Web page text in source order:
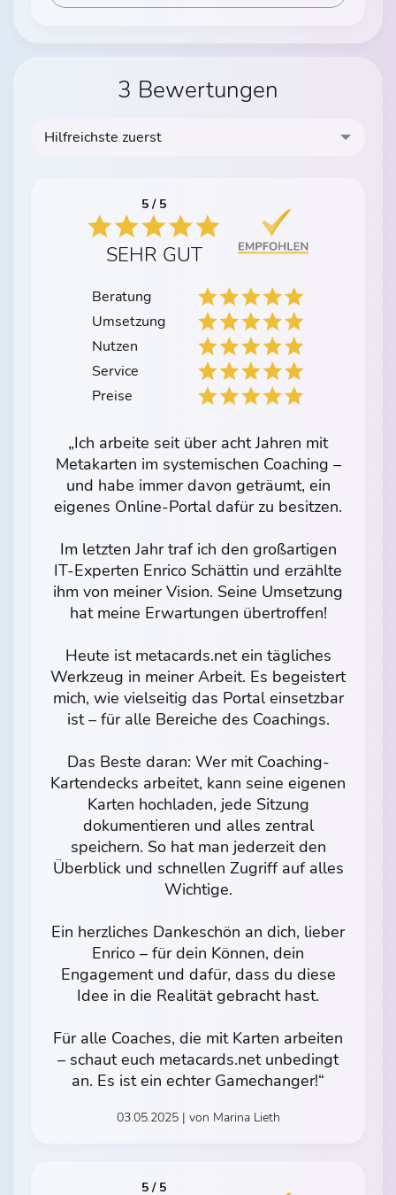
3 Bewertungen
Hilfreichste zuerst
5 / 5
SEHR GUT
Beratung
Umsetzung
Nutzen
Service
Preise
„Ich arbeite seit über acht Jahren mit
Metakarten im systemischen Coaching –
und habe immer davon geträumt, ein
eigenes Online-Portal dafür zu besitzen.
Im letzten Jahr traf ich den großartigen
IT-Experten Enrico Schättin und erzählte
ihm von meiner Vision. Seine Umsetzung
hat meine Erwartungen übertroffen!
Heute ist metacards.net ein tägliches
Werkzeug in meiner Arbeit. Es begeistert
mich, wie vielseitig das Portal einsetzbar
ist – für alle Bereiche des Coachings.
Das Beste daran: Wer mit Coaching-
Kartendecks arbeitet, kann seine eigenen
Karten hochladen, jede Sitzung
dokumentieren und alles zentral
speichern. So hat man jederzeit den
Überblick und schnellen Zugriff auf alles
Wichtige.
Ein herzliches Dankeschön an dich, lieber
Enrico – für dein Können, dein
Engagement und dafür, dass du diese
Idee in die Realität gebracht hast.
Für alle Coaches, die mit Karten arbeiten
– schaut euch metacards.net unbedingt
an. Es ist ein echter Gamechanger!“
03.05.2025 | von Marina Lieth
5 / 5